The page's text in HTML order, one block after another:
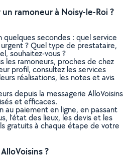
ramoneur à Noisy-le-Roi ?
quelques secondes : quel service
? Quel type de prestataire,
souhaitez-vous ?
les ramoneurs, proches de chez
profil, consultez les services
réalisations, les notes et avis
depuis la messagerie AlloVoisins
et efficaces.
paiement en ligne, en passant
l’état des lieux, les devis et les
gratuits à chaque étape de votre
?